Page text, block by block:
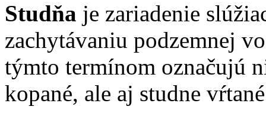
Studňa je zariadenie
zachytávaniu podzemnej
týmto termínom označujú
kopané, ale aj studne